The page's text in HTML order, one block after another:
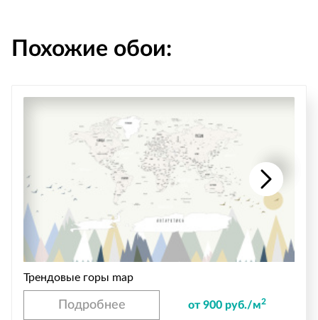
Похожие обои:
Трендовые горы map
Подробнее от 900 руб./м2